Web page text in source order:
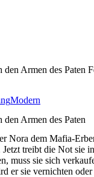
Armen des Paten
Modern
Armen des Paten
Nora dem Mafia-
Jetzt treibt die Not sie
muss sie sich
er sie vernichten oder